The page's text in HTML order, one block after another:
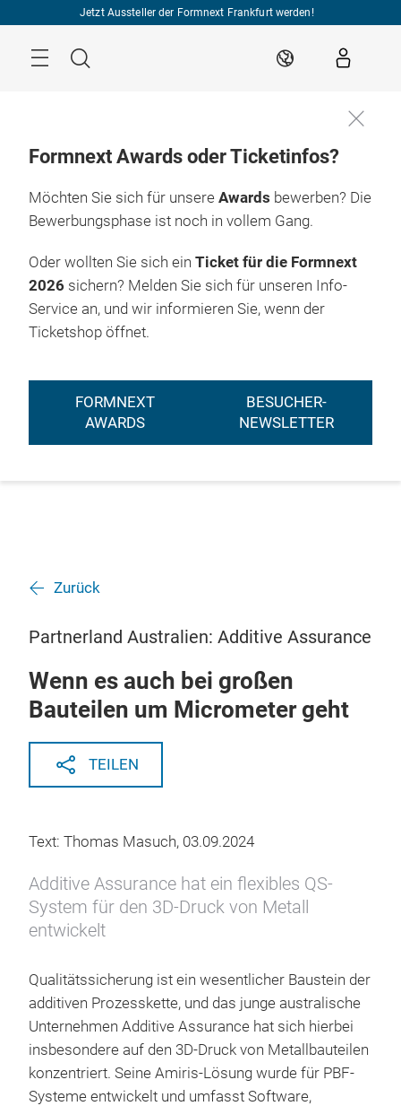
Jetzt Aussteller der Formnext Frankfurt werden!
Suche DE
Formnext Awards oder Ticketinfos?
Möchten Sie sich für unsere Awards bewerben? Die
Bewerbungsphase ist noch in vollem Gang.
Oder wollten Sie sich ein Ticket für die Formnext
2026 sichern? Melden Sie sich für unseren Info-
Service an, und wir informieren Sie, wenn der
Ticketshop öffnet.
FORMNEXT
AWARDS
BESUCHER-
NEWSLETTER
Zurück
Partnerland Australien: Additive Assurance
Wenn es auch bei großen
Bauteilen um Micrometer geht
TEILEN
Text: Thomas Masuch, 03.09.2024
Additive Assurance hat ein flexibles QS-
System für den 3D-Druck von Metall
entwickelt
Qualitätssicherung ist ein wesentlicher Baustein der
additiven Prozesskette, und das junge australische
Unternehmen Additive Assurance hat sich hierbei
insbesondere auf den 3D-Druck von Metallbauteilen
konzentriert. Seine Amiris-Lösung wurde für PBF-
Systeme entwickelt und umfasst Software,